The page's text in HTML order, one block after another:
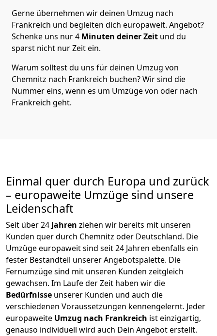
Gerne übernehmen wir deinen Umzug nach
Frankreich und begleiten dich europaweit. Angebot?
Schenke uns nur4 Minuten deiner Zeit und du
sparst nicht nur Zeit ein.
Warum solltest du uns für deinen Umzug von
Chemnitz nach Frankreich buchen? Wir sind die
Nummer eins, wenn es um Umzüge von oder nach
Frankreich geht.
Einmal quer durch Europa und zurück
– europaweite Umzüge sind unsere
Leidenschaft
Seit über24 Jahren ziehen wir bereits mit unseren
Kunden quer durch Chemnitz oder Deutschland. Die
Umzüge europaweit sind seit24 Jahren ebenfalls ein
fester Bestandteil unserer Angebotspalette. Die
Fernumzüge sind mit unseren Kunden zeitgleich
gewachsen. Im Laufe der Zeit haben wir die
Bedürfnisse unserer Kunden und auch die
verschiedenen Voraussetzungen kennengelernt. Jeder
europaweite Umzug nach Frankreich ist einzigartig,
genauso individuell wird auch Dein Angebot erstellt.